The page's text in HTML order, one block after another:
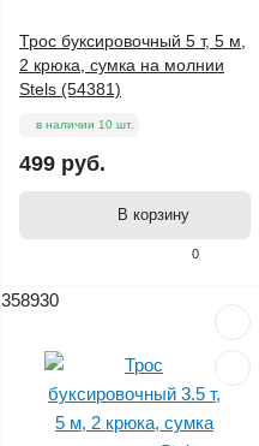
0
Трос буксировочный 5 т, 5 м,
2 крюка, сумка на молнии
Stels (54381)
в наличии 10 шт.
499 руб.
В корзину
358930